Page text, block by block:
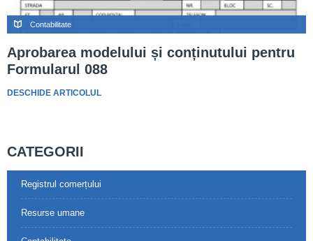
Contabilitate
Aprobarea modelului și conținutului pentru
Formularul 088
DESCHIDE ARTICOLUL
CATEGORII
Registrul comerțului
Resurse umane